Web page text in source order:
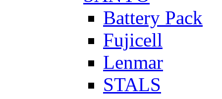
Battery Pack
Fujicell
Lenmar
STALS